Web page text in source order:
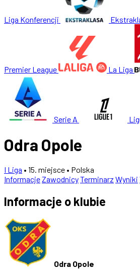
Liga Konferencji
Premier League La Liga
Serie A
Odra Opole
I Liga • 15. miejsce • Polska
InformacjeZawodnicyTerminarz Wyniki
Informacje o klubie
Odra Opole